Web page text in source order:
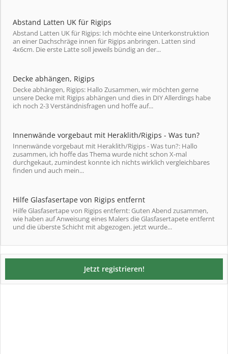
Abstand Latten UK für Rigips
Abstand Latten UK für Rigips: Ich möchte eine Unterkonstruktion
an einer Dachschräge innen für Rigips anbringen. Latten sind
4x6cm. Die erste Latte soll jeweils bündig an der...
Decke abhängen, Rigips
Decke abhängen, Rigips: Hallo Zusammen, wir möchten gerne
unsere Decke mit Rigips abhängen und dies in DIY Allerdings habe
ich noch 2-3 Verständnisfragen und hoffe auf...
Innenwände vorgebaut mit Heraklith/Rigips - Was tun?
Innenwände vorgebaut mit Heraklith/Rigips - Was tun?: Hallo
zusammen, ich hoffe das Thema wurde nicht schon X-mal
durchgekaut, zumindest konnte ich nichts wirklich vergleichbares
finden und auch mein...
Hilfe Glasfasertape von Rigips entfernt
Hilfe Glasfasertape von Rigips entfernt: Guten Abend zusammen,
wie haben auf Anweisung eines Malers die Glasfasertapete entfernt
und die überste Schicht mit abgezogen. jetzt wurde...
Jetzt registrieren!